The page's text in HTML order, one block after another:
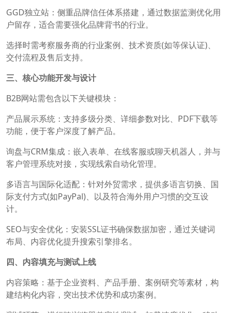
‌GGD独立站：侧重品牌信任体系搭建，通过数据监测优化用
户留存，适合需要强化品牌背书的行业。‌
选择时需考察服务商的行业案例、技术资质(如等保认证)、
交付流程及售后支持。
三、核心功能开发与设计
B2B网站需包含以下关键模块：
‌产品展示系统‌：支持多级分类、详细参数对比、PDF下载等
功能，便于客户深度了解产品。‌
‌询盘与CRM集成‌：嵌入表单、在线客服或聊天机器人，并与
客户管理系统对接，实现线索自动化管理。
‌多语言与国际化适配‌：针对外贸需求，提供多语言切换、国
际支付方式(如PayPal)、以及符合海外用户习惯的交互设
计。‌
‌SEO与安全优化‌：安装SSL证书确保数据加密，通过关键词
布局、内容优化提升搜索引擎排名。‌
四、内容填充与测试上线
‌内容策略‌：基于企业资料、产品手册、案例研究等素材，构
建结构化内容，突出技术优势和成功案例。‌